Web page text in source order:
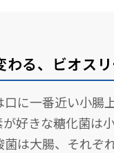
わる、ビオス
に一番近い小腸
が好きな糖化菌は
は大腸、それぞ